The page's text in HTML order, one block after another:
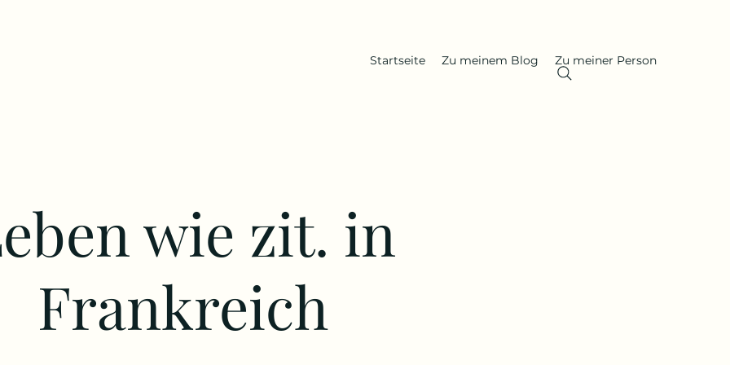
Startseite Zu meinem Blog Zu meiner Person
wie zit. in
Frankreich